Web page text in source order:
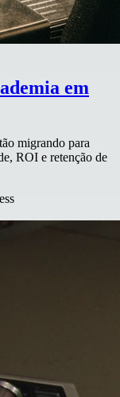
em
migrando para
ROI e retenção de